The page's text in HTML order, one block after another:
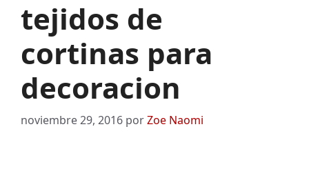
tejidos de
cortinas para
decoracion
noviembre 29, 2016 porZoe Naomi